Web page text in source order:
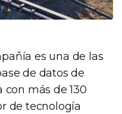
es una de las
de datos de
más de 130
de tecnología